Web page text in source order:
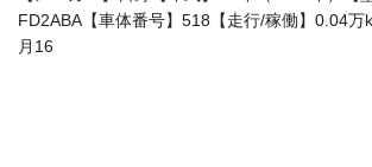
FD2ABA【車体番号】518【走行/稼働】0.04万
月16